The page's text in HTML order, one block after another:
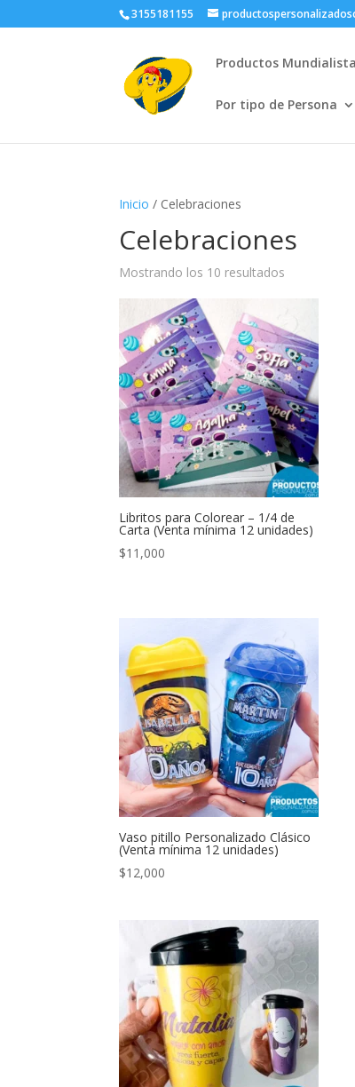
3155181155
Productos
Por tipo de Persona
Inicio / Celebraciones
Celebraciones
Mostrando los 10 resultados
Libritos para Colorear – 1/4 de
Carta (Venta mínima 12 unidades)
$11,000
Vaso pitillo Personalizado Clásico
(Venta mínima 12 unidades)
$12,000